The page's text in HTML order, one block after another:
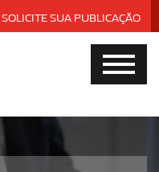
SOLICITE SUA PUBLICAÇÃO